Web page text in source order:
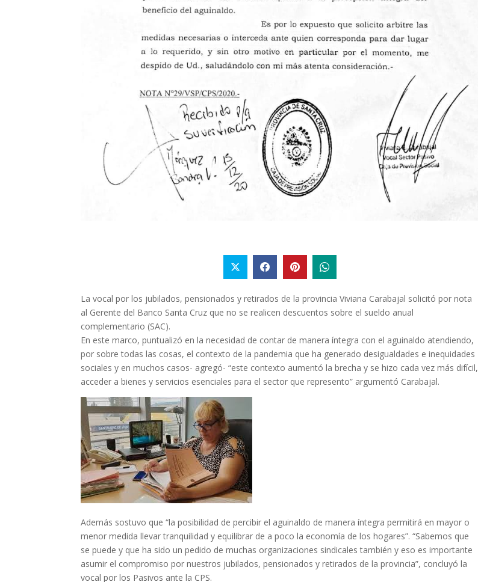
La vocal por los jubilados, pensionados y retirados de la provincia Viviana Carabajal solicitó por nota
al Gerente del Banco Santa Cruz que no se realicen descuentos sobre el sueldo anual
complementario (SAC).
En este marco, puntualizó en la necesidad de contar de manera íntegra con el aguinaldo atendiendo,
por sobre todas las cosas, el contexto de la pandemia que ha generado desigualdades e inequidades
sociales y en muchos casos- agregó- “este contexto aumentó la brecha y se hizo cada vez más difícil,
acceder a bienes y servicios esenciales para el sector que represento” argumentó Carabajal.
Además sostuvo que “la posibilidad de percibir el aguinaldo de manera íntegra permitirá en mayor o
menor medida llevar tranquilidad y equilibrar de a poco la economía de los hogares”. “Sabemos que
se puede y que ha sido un pedido de muchas organizaciones sindicales también y eso es importante
asumir el compromiso por nuestros jubilados, pensionados y retirados de la provincia”, concluyó la
vocal por los Pasivos ante la CPS.